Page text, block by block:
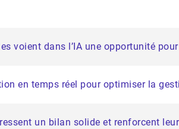
voient dans l’IA une opportunité
en temps réel pour optimiser la
un bilan solide et renforcent